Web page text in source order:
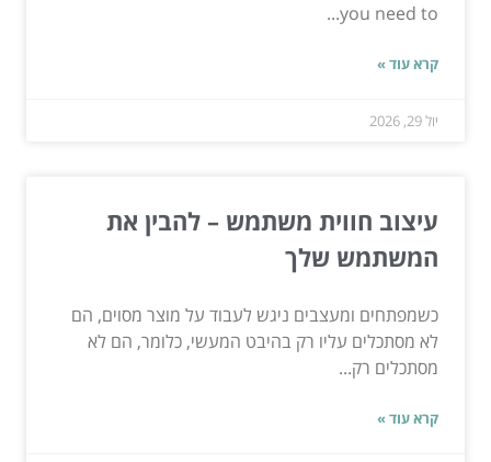
you need to...
קרא עוד »
יול 29, 2026
עיצוב חווית משתמש – להבין את
המשתמש שלך
כשמפתחים ומעצבים ניגש לעבוד על מוצר מסוים, הם
לא מסתכלים עליו רק בהיבט המעשי, כלומר, הם לא
מסתכלים רק...
קרא עוד »